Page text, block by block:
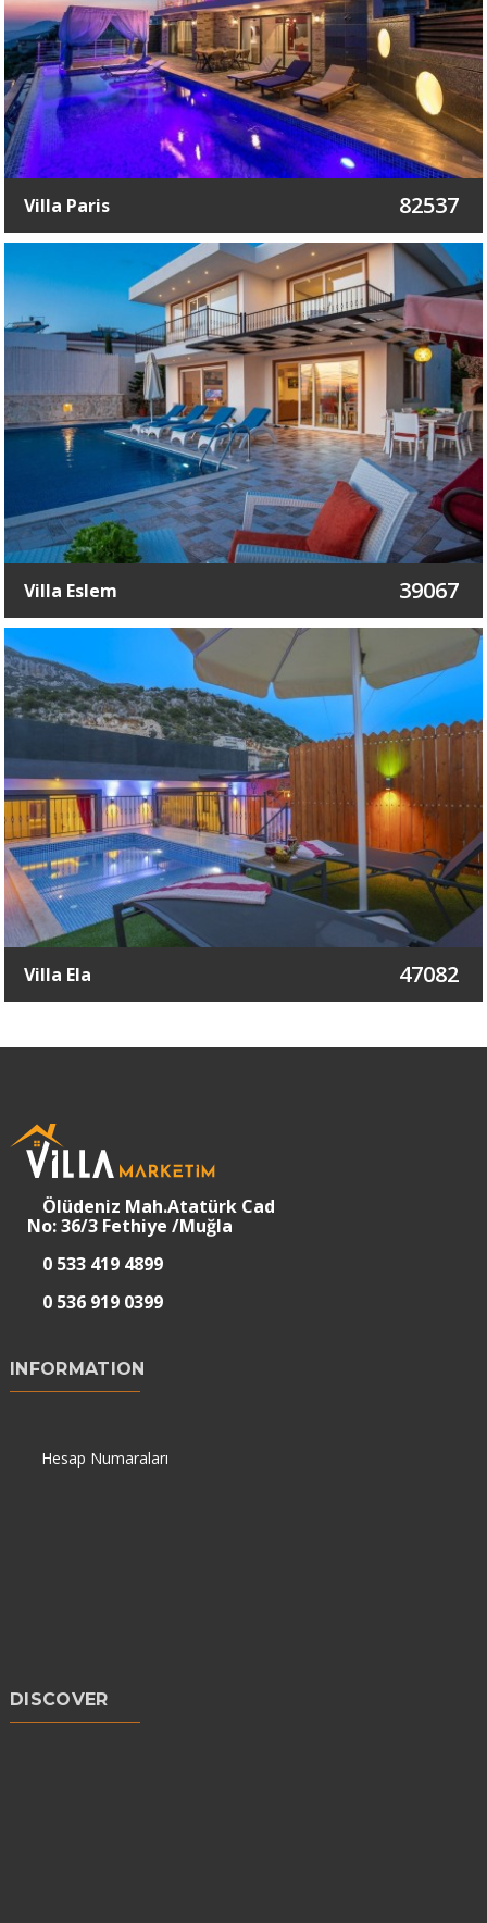
Villa Paris 82537
Villa Eslem 39067
Villa Ela 47082
Ölüdeniz Mah.Atatürk Cad
No: 36/3 Fethiye /Muğla
0 533 419 4899
0 536 919 0399
INFORMATION
Hesap Numaraları
DISCOVER